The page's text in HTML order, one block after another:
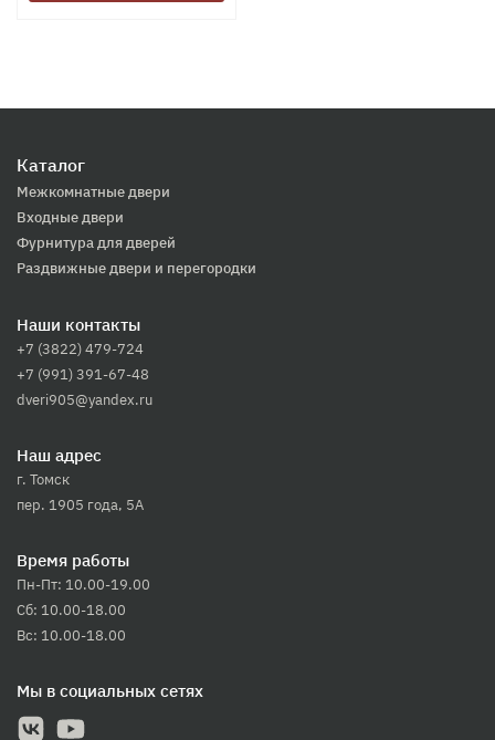
Каталог
Межкомнатные двери
Входные двери
Фурнитура для дверей
Раздвижные двери и перегородки
Наши контакты
+7 (3822) 479-724
+7 (991) 391-67-48
dveri905@yandex.ru
Наш адрес
г. Томск
пер. 1905 года, 5А
Время работы
Пн-Пт: 10.00-19.00
Сб: 10.00-18.00
Вс: 10.00-18.00
Мы в социальных сетях